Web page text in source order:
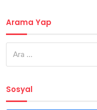
Arama Yap
Sosyal